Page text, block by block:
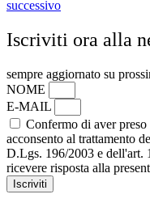
successivo
Iscriviti ora alla
sempre aggiornato su
NOME
E-MAIL
Confermo di aver
acconsento al trattamento
D.Lgs. 196/2003 e dell'art.
ricevere risposta alla
Iscriviti